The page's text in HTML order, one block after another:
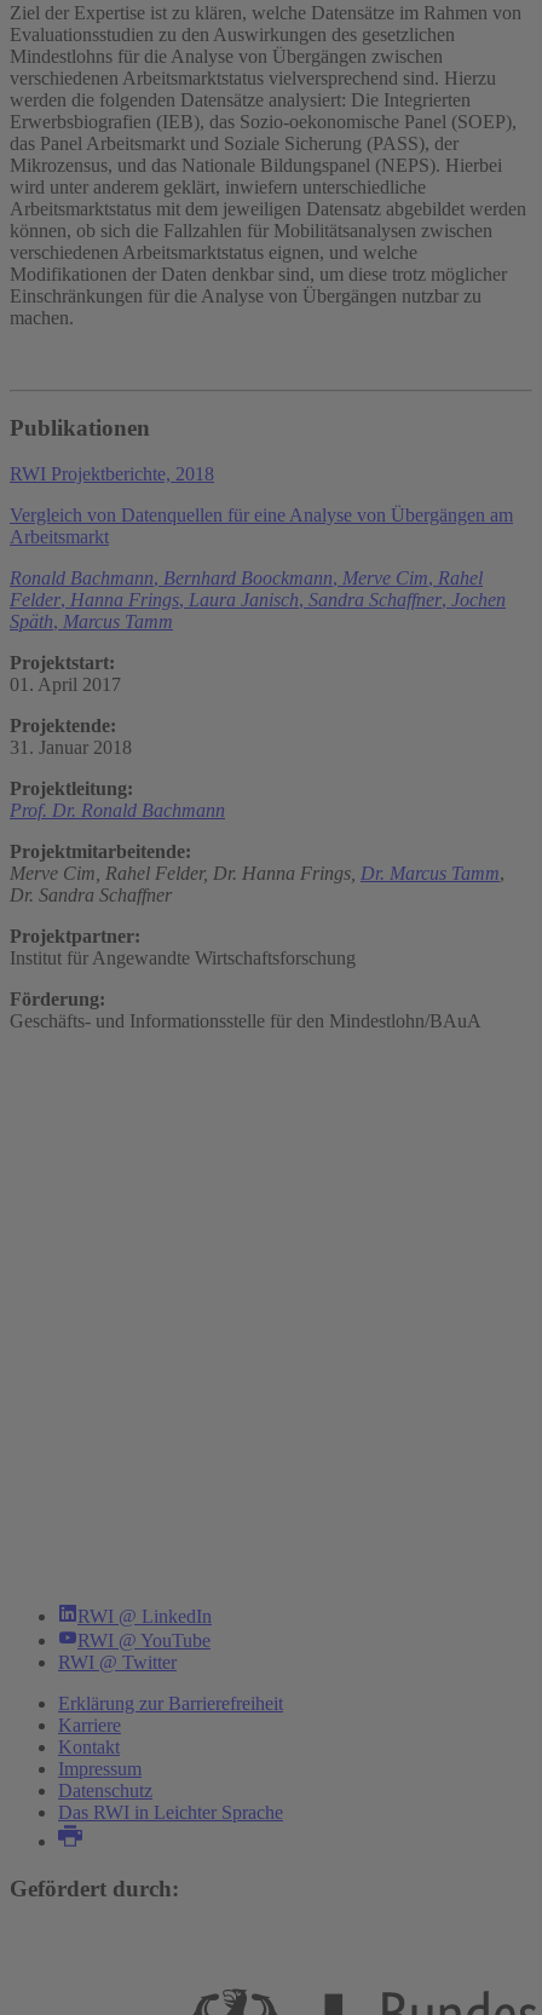
Ziel der Expertise ist zu klären, welche Datensätze im Rahmen von
Evaluationsstudien zu den Auswirkungen des gesetzlichen
Mindestlohns für die Analyse von Übergängen zwischen
verschiedenen Arbeitsmarktstatus vielversprechend sind. Hierzu
werden die folgenden Datensätze analysiert: Die Integrierten
Erwerbsbiografien (IEB), das Sozio-oekonomische Panel (SOEP),
das Panel Arbeitsmarkt und Soziale Sicherung (PASS), der
Mikrozensus, und das Nationale Bildungspanel (NEPS). Hierbei
wird unter anderem geklärt, inwiefern unterschiedliche
Arbeitsmarktstatus mit dem jeweiligen Datensatz abgebildet werden
können, ob sich die Fallzahlen für Mobilitätsanalysen zwischen
verschiedenen Arbeitsmarktstatus eignen, und welche
Modifikationen der Daten denkbar sind, um diese trotz möglicher
Einschränkungen für die Analyse von Übergängen nutzbar zu
machen.
Publikationen
RWI Projektberichte, 2018
Vergleich von Datenquellen für eine Analyse von Übergängen am
Arbeitsmarkt
Ronald Bachmann, Bernhard Boockmann, Merve Cim, Rahel
Felder, Hanna Frings, Laura Janisch, Sandra Schaffner, Jochen
Späth, Marcus Tamm
Projektstart:
01. April 2017
Projektende:
31. Januar 2018
Projektleitung:
Prof. Dr. Ronald Bachmann
Projektmitarbeitende:
Merve Cim, Rahel Felder, Dr. Hanna Frings, Dr. Marcus Tamm,
Dr. Sandra Schaffner
Projektpartner:
Institut für Angewandte Wirtschaftsforschung
Förderung:
Geschäfts- und Informationsstelle für den Mindestlohn/BAuA
RWI @ LinkedIn
RWI @ YouTube
RWI @ Twitter
Erklärung zur Barrierefreiheit
Karriere
Kontakt
Impressum
Datenschutz
Das RWI in Leichter Sprache
Gefördert durch: